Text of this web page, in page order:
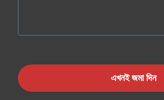
এখনই জমা দিন